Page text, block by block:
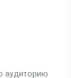
аудиторию